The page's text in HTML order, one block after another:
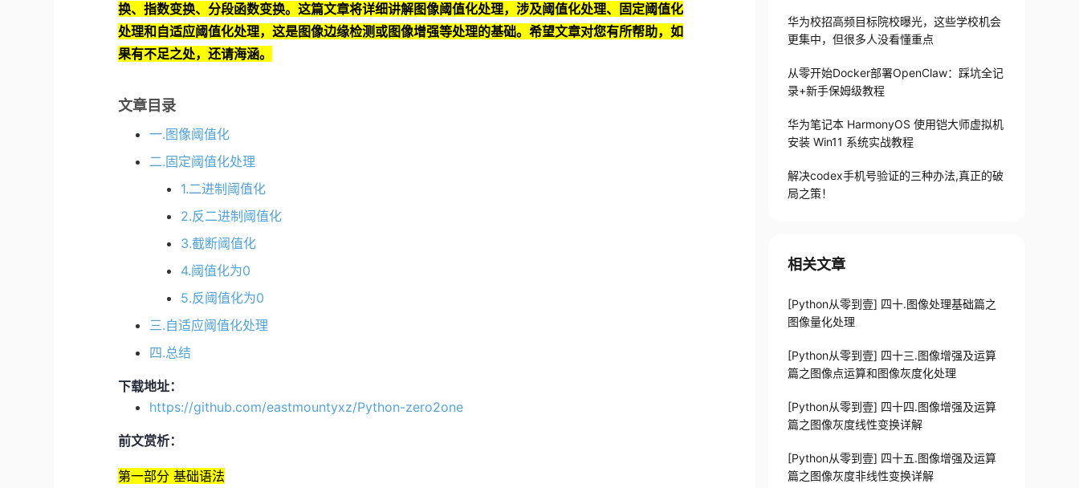
换、指数变换、分段函数变换。这篇文章将详细讲解图像阈值化处理，涉及阈值化处理、固定阈值化
处理和自适应阈值化处理，这是图像边缘检测或图像增强等处理的基础。希望文章对您有所帮助，如
果有不足之处，还请海涵。
文章目录
一.图像阈值化
二.固定阈值化处理
1.二进制阈值化
2.反二进制阈值化
3.截断阈值化
4.阈值化为0
5.反阈值化为0
三.自适应阈值化处理
四.总结
下载地址：
https://github.com/eastmountyxz/Python-zero2one
前文赏析：
第一部分 基础语法
华为校招高频目标院校曝光，这些学校机会
更集中，但很多人没看懂重点
从零开始Docker部署OpenClaw：踩坑全记
录+新手保姆级教程
华为笔记本 HarmonyOS 使用铠大师虚拟机
安装 Win11 系统实战教程
解决codex手机号验证的三种办法,真正的破
局之策！
相关文章
[Python从零到壹] 四十.图像处理基础篇之
图像量化处理
[Python从零到壹] 四十三.图像增强及运算
篇之图像点运算和图像灰度化处理
[Python从零到壹] 四十四.图像增强及运算
篇之图像灰度线性变换详解
[Python从零到壹] 四十五.图像增强及运算
篇之图像灰度非线性变换详解